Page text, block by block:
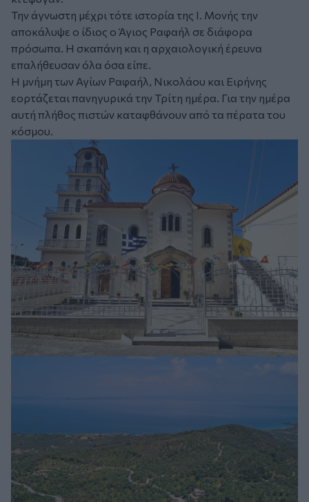
Την άγνωστη μέχρι τότε ιστορία της Ι. Μονής την
αποκάλυψε ο ίδιος ο Άγιος Ραφαήλ σε διάφορα
πρόσωπα. Η σκαπάνη και η αρχαιολογική έρευνα
επαλήθευσαν όλα όσα είπε.
Η μνήμη των Αγίων Ραφαήλ, Νικολάου και Ειρήνης
εορτάζεται πανηγυρικά την Τρίτη ημέρα. Για την ημέρα
αυτή πλήθος πιστών καταφθάνουν από τα πέρατα του
κόσμου.